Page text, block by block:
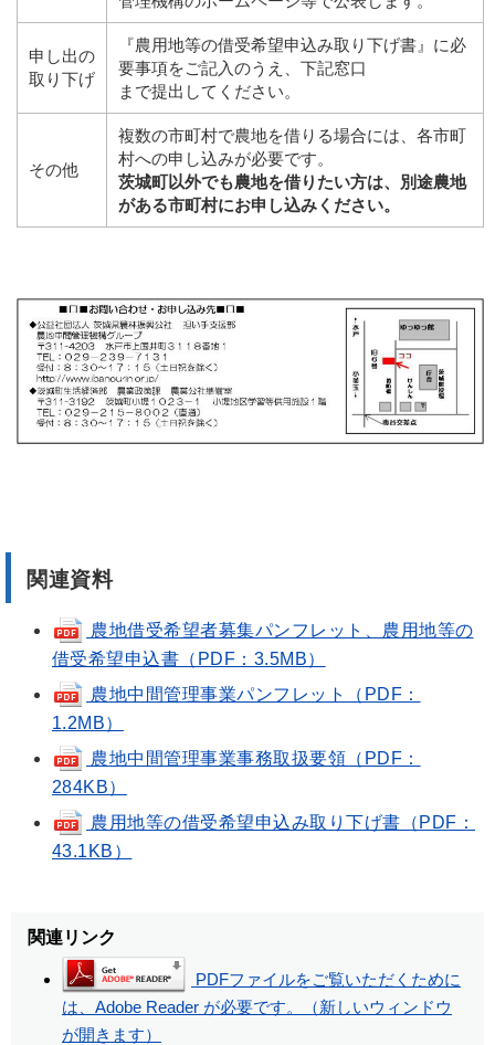
申し出の
取り下げ
『農用地等の借受希望申込み取り下げ書』に必
要事項をご記入のうえ、下記窓口
まで提出してください。
その他
複数の市町村で農地を借りる場合には、各市町
村への申し込みが必要です。
茨城町以外でも農地を借りたい方は、別途農地
がある市町村にお申し込みください。
関連資料
農地借受希望者募集パンフレット、農用地等の
借受希望申込書（PDF：3.5MB）
農地中間管理事業パンフレット（PDF：
1.2MB）
農地中間管理事業事務取扱要領（PDF：
284KB）
農用地等の借受希望申込み取り下げ書（PDF：
43.1KB）
関連リンク
PDFファイルをご覧いただくために
は、Adobe Reader が必要です。（新しいウィンドウ
が開きます）